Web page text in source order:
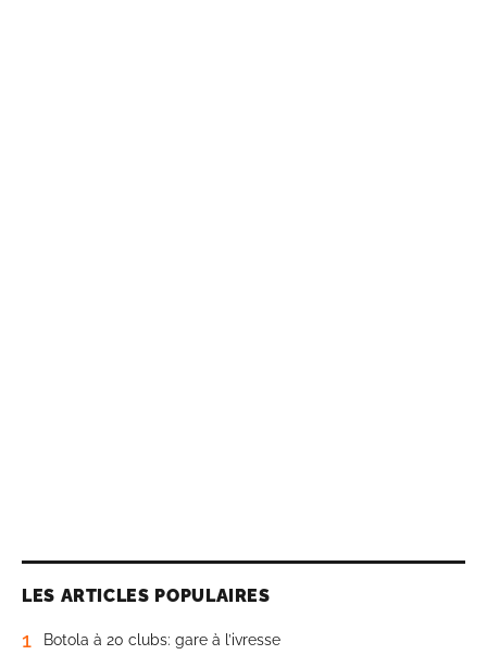
LES ARTICLES POPULAIRES
1 Botola à 20 clubs: gare à l’ivresse